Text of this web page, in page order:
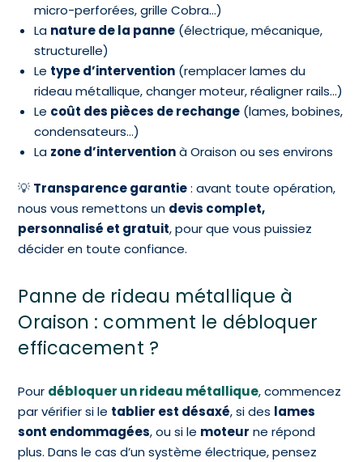
micro-perforées, grille Cobra…)
La nature de la panne (électrique, mécanique,
structurelle)
Le type d’intervention (remplacer lames du
rideau métallique, changer moteur, réaligner rails…)
Le coût des pièces de rechange (lames, bobines,
condensateurs…)
La zone d’interventionà Oraison ou ses environs
💡 Transparence garantie: avant toute opération,
nous vous remettons un devis complet,
personnalisé et gratuit, pour que vous puissiez
décider en toute confiance.
Panne de rideau métallique à
Oraison : comment le débloquer
efficacement ?
Pour débloquer un rideau métallique, commencez
par vérifier si le tablier est désaxé, si des lames
sont endommagées, ou si le moteur ne répond
plus. Dans le cas d’un système électrique, pensez